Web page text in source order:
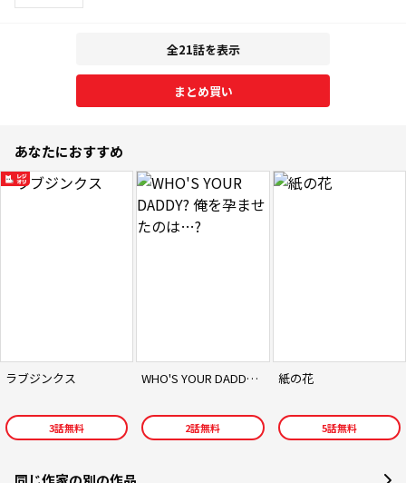
全21話を表示
まとめ買い
あなたにおすすめ
ラブジンクス
3話無料
WHO'S YOUR DADDY? 俺を孕ませたのは…?
2話無料
紙の花
5話無料